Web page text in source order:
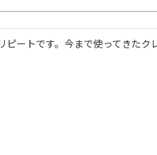
リピートです。今まで使ってきたク